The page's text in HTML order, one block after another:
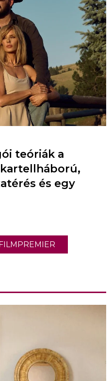
teóriák a
és egy